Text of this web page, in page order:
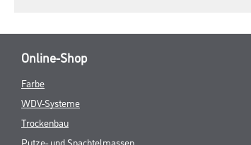
Online-Shop
Farbe
WDV-Systeme
Trockenbau
Putze- und Spachtelmassen